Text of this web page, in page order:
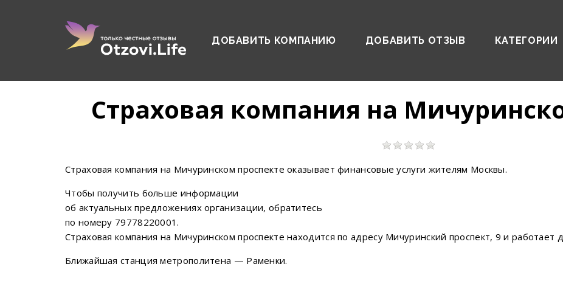
ДОБАВИТЬ КОМПАНИЮ ДОБАВИТЬ ОТЗЫВ КАТЕГОРИИ
Страховая компания на
Страховая компания на Мичуринском проспекте оказывает финансовые услуги жителям Москвы.
Чтобы получить больше информации
об актуальных предложениях организации, обратитесь
по номеру 79778220001.
Страховая компания на Мичуринском проспекте находится по адресу Мичуринский проспект, 9 и
Ближайшая станция метрополитена — Раменки.